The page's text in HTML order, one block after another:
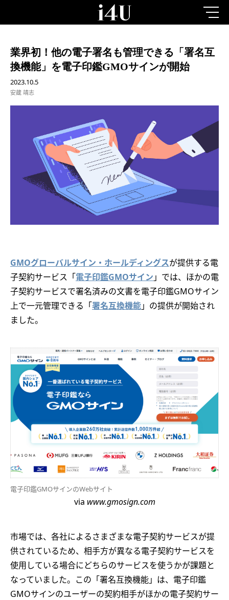
業界初！他の電子署名も管理できる「署名互
換機能」を電子印鑑GMOサインが開始
2023.10.5
安蔵 靖志
GMOグローバルサイン・ホールディングスが提供する電
子契約サービス「電子印鑑GMOサイン 」では、ほかの電
子契約サービスで署名済みの文書を電子印鑑GMOサイン
上で一元管理できる「署名互換機能」の提供が開始され
ました。
電子印鑑GMOサインのWebサイト
via www.gmosign.com
市場では、各社によるさまざまな電子契約サービスが提
供されているため、相手方が異なる電子契約サービスを
使用している場合にどちらのサービスを使うかが課題と
なっていました。この「署名互換機能」は、電子印鑑
GMOサインのユーザーの契約相手がほかの電子契約サー